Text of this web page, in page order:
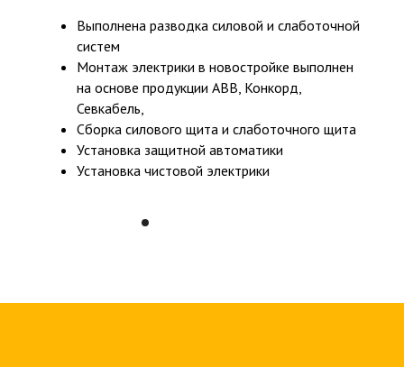
Выполнена разводка силовой и слаботочной
систем
Монтаж электрики в новостройке выполнен
на основе продукции ABB, Конкорд,
Севкабель,
Сборка силового щита и слаботочного щита
Установка защитной автоматики
Установка чистовой электрики